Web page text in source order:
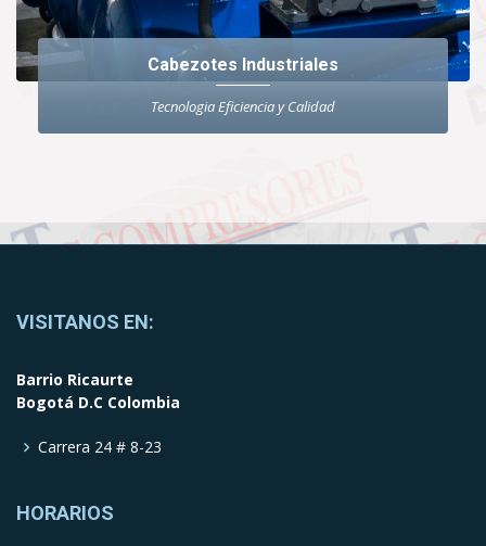
Cabezotes Industriales
Tecnologia Eficiencia y Calidad
VISITANOS EN:
Barrio Ricaurte
Bogotá D.C Colombia
Carrera 24 # 8-23
HORARIOS